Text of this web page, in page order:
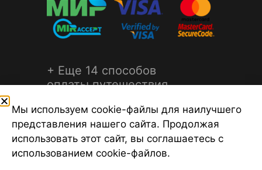
+ Еще 14 способов
оплаты путешествия
©2026 Турагентство Турсфера - Поиск туров от надежных
Мы используем cookie-файлы для наилучшего
представления нашего сайта. Продолжая
использовать этот сайт, вы соглашаетесь с
использованием cookie-файлов.